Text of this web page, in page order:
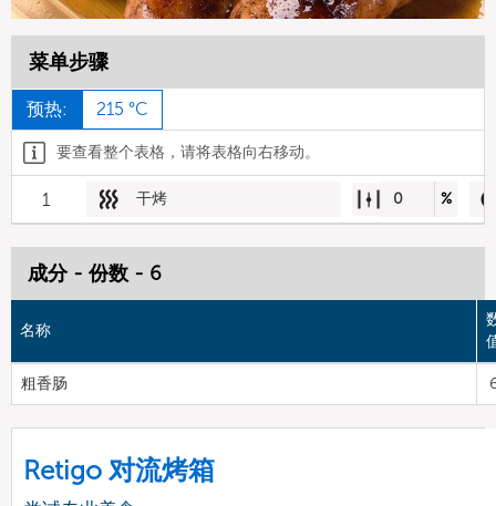
菜单步骤
预热: 215 °C
要查看整个表格，请将表格向右移动。
1 干烤 0 %
成分 - 份数 - 6
名称
粗香肠
Retigo 对流烤箱